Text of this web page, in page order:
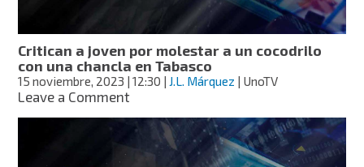
Critican a joven por molestar a un cocodrilo
con una chancla en Tabasco
15 noviembre, 2023 | 12:30 | J.L. Márquez | UnoTV
Leave a Commenton
a
joven